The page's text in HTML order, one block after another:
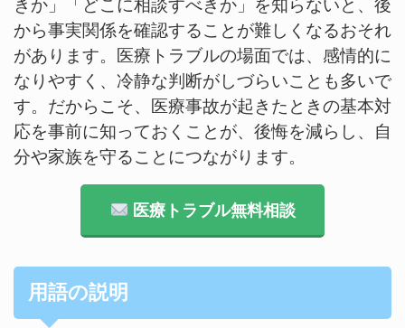
きか」「どこに相談すべきか」を知らないと、後
から事実関係を確認することが難しくなるおそれ
があります。医療トラブルの場面では、感情的に
なりやすく、冷静な判断がしづらいことも多いで
す。だからこそ、医療事故が起きたときの基本対
応を事前に知っておくことが、後悔を減らし、自
分や家族を守ることにつながります。
医療トラブル無料相談
用語の説明